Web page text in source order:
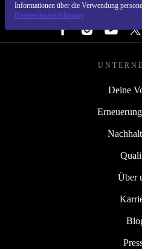
Informationen über die Verwendung
Datenschutzerklärung
Deine
Über